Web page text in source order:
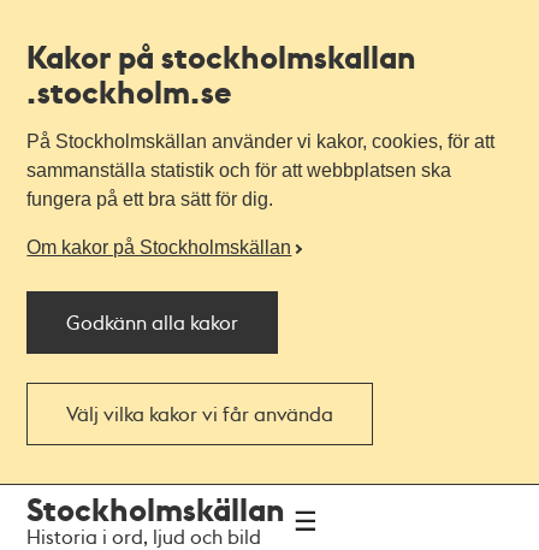
Kakor på stockholmskallan
.stockholm.se
På Stockholmskällan använder vi kakor, cookies, för att
sammanställa statistik och för att webbplatsen ska
fungera på ett bra sätt för dig.
Om kakor på Stockholmskällan
Godkänn alla kakor
Välj vilka kakor vi får använda
navigationen
huvudinnehållet
Stockholmskällan
Historia i ord, ljud och bild